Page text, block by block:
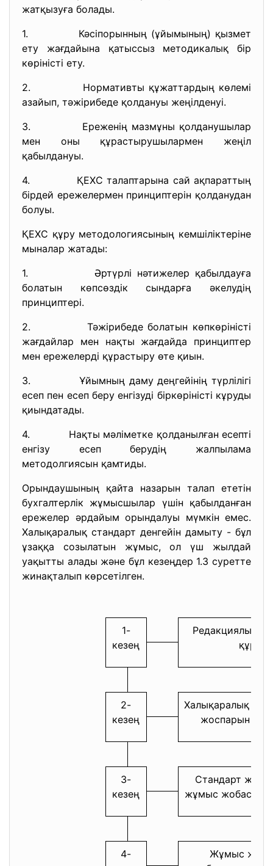
жатқызуға болады.
1. Кәсіпорынның (ұйымының) қызмет
ету жағдайына қатыссыз методикалық бір
көріністі ету.
2. Нормативты құжаттардың көлемі
азайып, тәжірибеде қолдануы жеңілденуі.
3. Ереженің мазмұны қолданушылар
мен оны құрастырушылармен жеңіл
қабылдануы.
4. ҚЕХС талаптарына сай ақпараттың
бірдей ережелермен принциптерін қолданудан
болуы.
ҚЕХС құру методологиясының кемшіліктеріне
мыналар жатады:
1. Әртүрлі нәтижелер қабылдауға
болатын көпсөздік сындарға әкелудің
принциптері.
2. Тәжірибеде болатын көпкөріністі
жағдайлар мен нақты жағдайда принциптер
мен ережелерді құрастыру өте қиын.
3. Ұйымның даму деңгейінің түрлілігі
есеп пен есеп беру енгізуді біркөріністі кұруды
қиындатады.
4. Нақты мәліметке қолданылған есепті
енгізу есеп берудің жалпылама
методолгиясын қамтиды.
Орындаушының қайта назарын талап ететін
бухгалтерлік жұмысшылар үшін қабылданған
ережелер әрдайым орындалуы мүмкін емес.
Халықаралық стандарт денгейін дамыту - бұл
ұзаққа созылатын жұмыс, ол үш жылдай
уақытты алады және бұл кезеңдер 1.3 суретте
жинақталып көрсетілген.
1-
кезең
Редакциялық
құру
2-
кезең
Халықаралық
жоспарын
3-
кезең
Стандарт
жұмыс жобасын
4-
Жұмыс